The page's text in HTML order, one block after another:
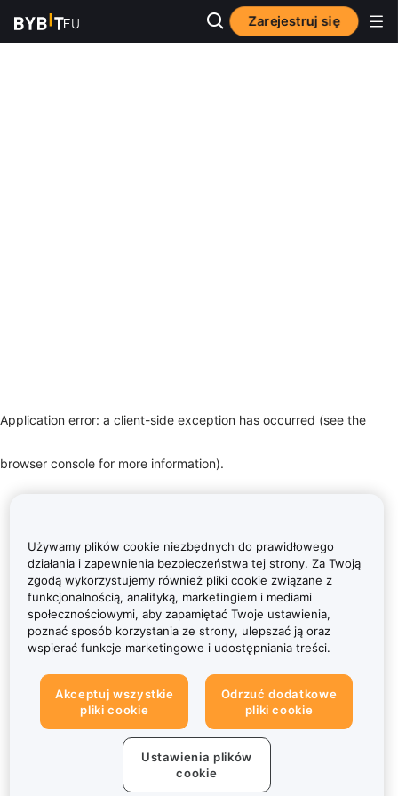
Zarejestruj się
Application error: a client-side exception has occurred (see the
browser console for more information).
Używamy plików cookie niezbędnych do prawidłowego
działania i zapewnienia bezpieczeństwa tej strony. Za Twoją
zgodą wykorzystujemy również pliki cookie związane z
funkcjonalnością, analityką, marketingiem i mediami
społecznościowymi, aby zapamiętać Twoje ustawienia,
poznać sposób korzystania ze strony, ulepszać ją oraz
wspierać funkcje marketingowe i udostępniania treści.
Akceptuj wszystkie
pliki cookie
Odrzuć dodatkowe
pliki cookie
Ustawienia plików
cookie